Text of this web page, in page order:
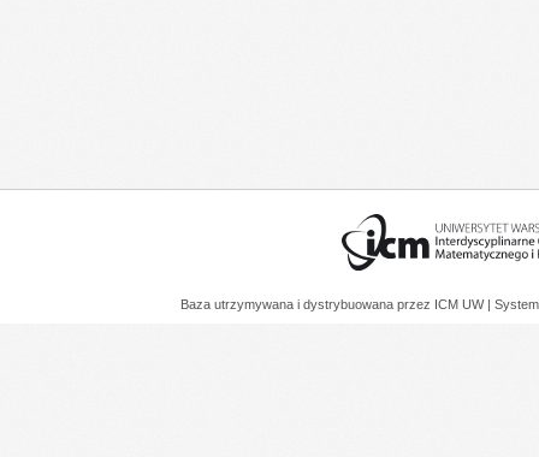
Baza utrzymywana i dystrybuowana przez ICM UW |